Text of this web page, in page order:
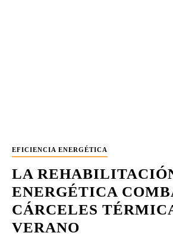
EFICIENCIA ENERGÉTICA
LA
ENERGÉTICA
CÁRCELES
VERANO